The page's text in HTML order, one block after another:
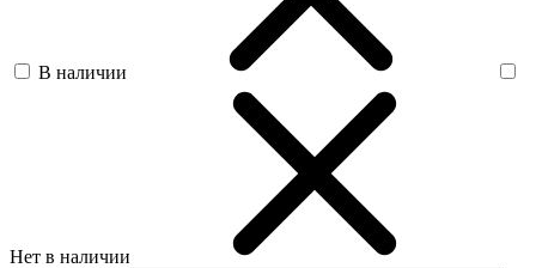
В наличии
Нет в наличии